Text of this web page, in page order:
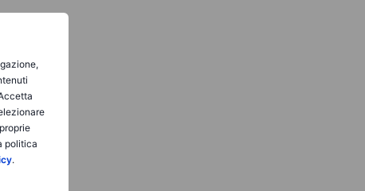
politica
.